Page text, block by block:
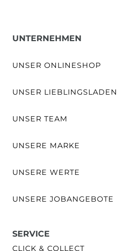
UNTERNEHMEN
UNSER ONLINESHOP
UNSER LIEBLINGSLADEN
UNSER TEAM
UNSERE MARKE
UNSERE WERTE
UNSERE JOBANGEBOTE
SERVICE
CLICK & COLLECT